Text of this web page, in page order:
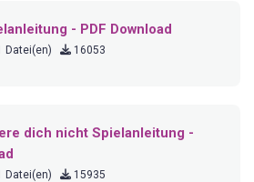
- PDF Download
Datei(en) 16053
dich nicht Spielanleitung -
Datei(en) 15935